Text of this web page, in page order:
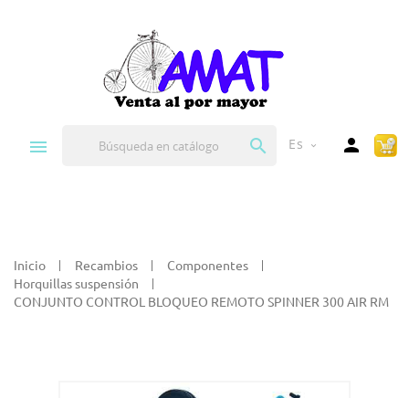
 Es expand_more 
Inicio Recambios
Componentes
Horquillas suspensión
CONJUNTO CONTROL BLOQUEO REMOTO SPINNER 300 AIR RM